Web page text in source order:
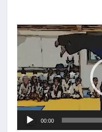
Video-
Player
00:00